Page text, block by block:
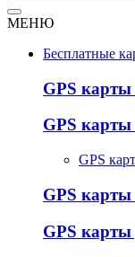
МЕНЮ
Бесплатные
GPS
GPS
GPS
GPS карты
GPS